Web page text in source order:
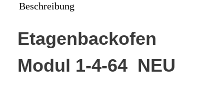
Beschreibung
Etagenbackofen
Modul 1-4-64 NEU